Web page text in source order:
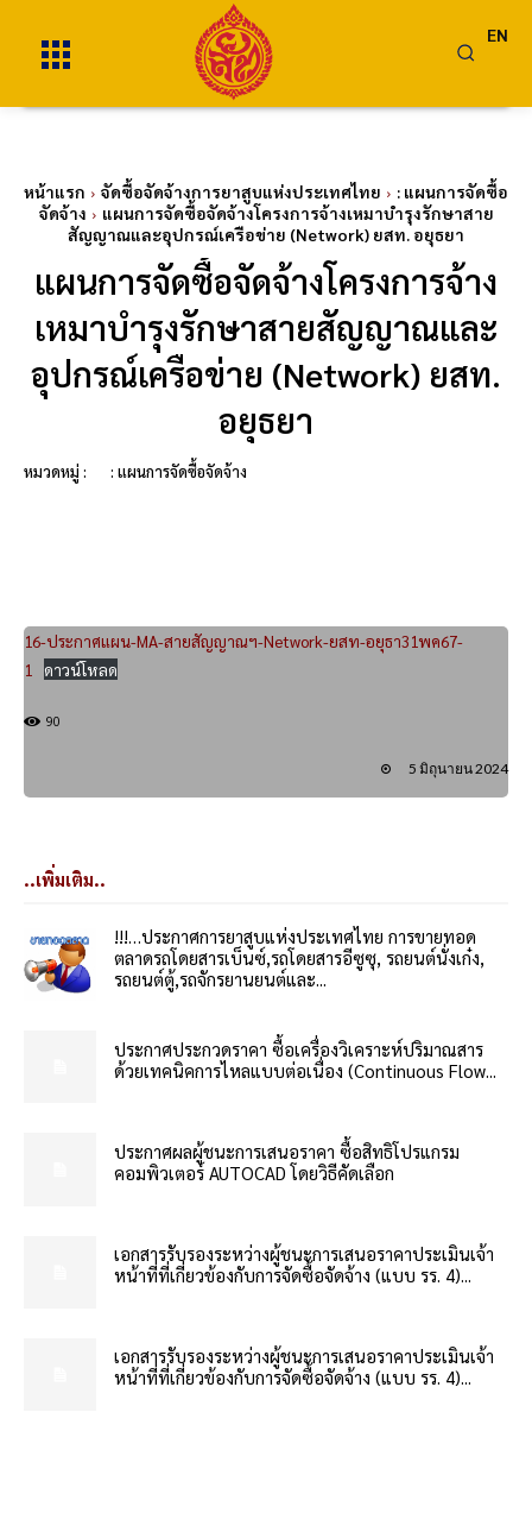
EN
หน้าแรก จัดซื้อจัดจ้างการยาสูบแห่งประเทศไทย
: แผนการจัดซื้อ
จัดจ้าง
แผนการจัดซื้อจัดจ้างโครงการจ้างเหมาบำรุงรักษาสาย
สัญญาณและอุปกรณ์เครือข่าย (Network) ยสท. อยุธยา
แผนการจัดซื้อจัดจ้างโครงการจ้าง
เหมาบำรุงรักษาสายสัญญาณและ
อุปกรณ์เครือข่าย (Network) ยสท.
อยุธยา
หมวดหมู่ : : แผนการจัดซื้อจัดจ้าง
16-ประกาศแผน-MA-สายสัญญาณฯ-Network-ยสท-อยุธา31พค67-
1
ดาวน์โหลด
90
5 มิถุนายน 2024
..เพิ่มเติม..
!!!…ประกาศการยาสูบแห่งประเทศไทย การขายทอด
ตลาดรถโดยสารเบ็นซ์,รถโดยสารอีซูซุ, รถยนต์นั่งเก๋ง,
รถยนต์ตู้,รถจักรยานยนต์และ...
ประกาศประกวดราคา ซื้อเครื่องวิเคราะห์ปริมาณสาร
ด้วยเทคนิคการไหลแบบต่อเนื่อง (Continuous Flow...
ประกาศผลผู้ชนะการเสนอราคา ซื้อสิทธิโปรแกรม
คอมพิวเตอร์ AUTOCAD โดยวิธีคัดเลือก
เอกสารรับรองระหว่างผู้ชนะการเสนอราคาประเมินเจ้า
หน้าที่ที่เกี่ยวข้องกับการจัดซื้อจัดจ้าง (แบบ รร. 4)...
เอกสารรับรองระหว่างผู้ชนะการเสนอราคาประเมินเจ้า
หน้าที่ที่เกี่ยวข้องกับการจัดซื้อจัดจ้าง (แบบ รร. 4)...